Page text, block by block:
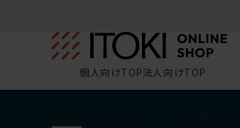
個人向けTOP法人向けTOP